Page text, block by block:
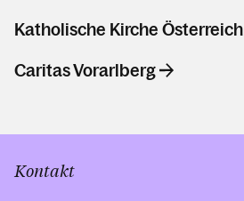
Katholische Kirche Österreich
Caritas Vorarlberg
Kontakt